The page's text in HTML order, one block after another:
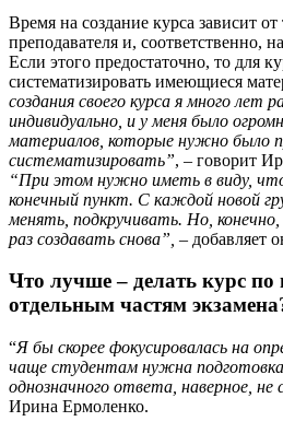
Время на создание курса зависит
преподавателя и, соответственно,
Если этого предостаточно, то для
систематизировать имеющиеся
создания своего курса я много лет
индивидуально, и у меня было
материалов, которые нужно было
систематизировать”, – говорит
“При этом нужно иметь в виду,
конечный пункт. С каждой новой
менять, подкручивать. Но,
раз создавать снова”, – добавляет
Что лучше – делать курс
отдельным частям
“Я бы скорее фокусировалась на
чаще студентам нужна
однозначного ответа, наверное, не
Ирина Ермоленко.